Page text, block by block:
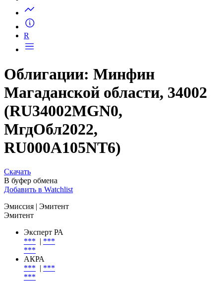
Облигации: Минфин
Магаданской области, 34002
(RU34002MGN0,
RU000A105NT6)
Скачать
В буфер обмена
Эмиссия | Эмитент
Эмитент
Эксперт РА
***